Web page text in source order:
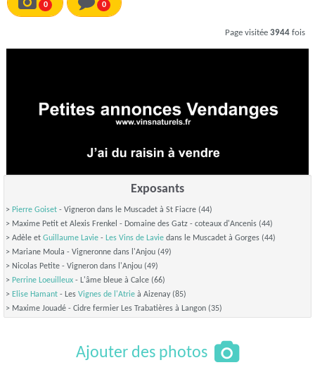
0 0
Page visitée 3944 fois
Exposants
> Pierre Goiset - Vigneron dans le Muscadet à St Fiacre (44)
> Maxime Petit et Alexis Frenkel - Domaine des Gatz - coteaux d'Ancenis (44)
> Adèle et Guillaume Lavie - Les Vins de Lavie dans le Muscadet à Gorges (44)
> Mariane Moula - Vigneronne dans l'Anjou (49)
> Nicolas Petite - Vigneron dans l'Anjou (49)
> Perrine Loeuilleux - L'âme bleue à Calce (66)
> Elise Hamant - Les Vignes de l'Atrie à Aizenay (85)
> Maxime Jouadé - Cidre fermier Les Trabatières à Langon (35)
Ajouter des photos